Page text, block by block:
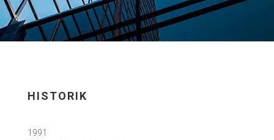
HISTORIK
1991